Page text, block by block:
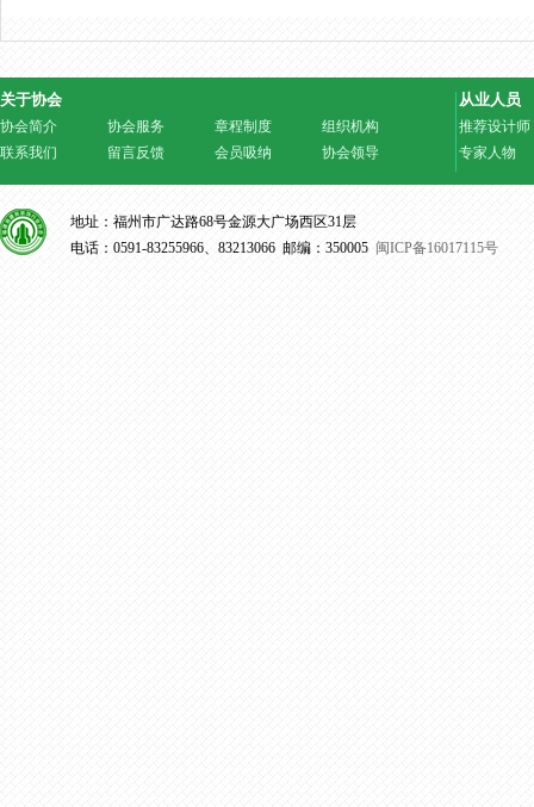
关于协会
协会简介 协会服务 章程制度
组织机构
联系我们
留言反馈 会员吸纳 协会领导
从业人员
推荐设计师
专家人物
地址：福州市广达路68号金源大广场西区31层
电话：0591-83255966、83213066 邮编：350005 闽ICP备16017115号